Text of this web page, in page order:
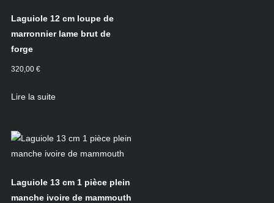
Laguiole 12 cm loupe de
marronnier lame brut de
forge
320,00 €
Lire la suite
Laguiole 13 cm 1 pièce plein
manche ivoire de mammouth